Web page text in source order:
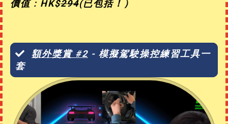
價值 : HK$294(已包括！）
額外獎賞#2 - 模擬駕駛操控練習工具一
套